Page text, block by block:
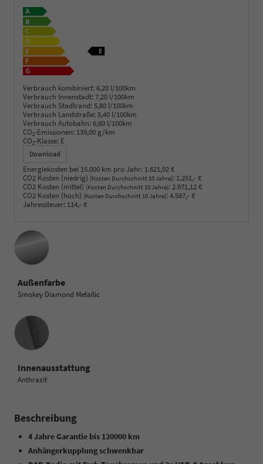
Verbrauch kombiniert: 6,20 l/100km
Verbrauch Innenstadt: 7,20 l/100km
Verbrauch Stadtrand: 5,80 l/100km
Verbrauch Landstraße: 5,40 l/100km
Verbrauch Autobahn: 6,60 l/100km
CO2-Emissionen: 139,00 g/km
CO2-Klasse: E
Download
Energiekosten bei 15.000 km pro Jahr: 1.621,92 €
CO2 Kosten (niedrig) (Kosten Durchschnitt 10 Jahre): 1.251,- €
CO2 Kosten (mittel) (Kosten Durchschnitt 10 Jahre): 2.971,12 €
CO2 Kosten (hoch) (Kosten Durchschnitt 10 Jahre): 4.587,- €
Jahressteuer: 114,- €
Außenfarbe
Smokey Diamond Metallic
Innenausstattung
Innenausstattung
Anthrazit
Beschreibung
4 Jahre Garantie bis 120000 km
Anhängerkupplung schwenkbar